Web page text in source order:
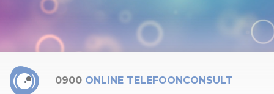
0900 ONLINE TELEFOONCONSULT